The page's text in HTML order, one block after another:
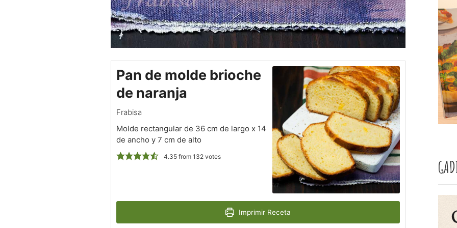
Pan de molde brioche
de naranja
Frabisa
Molde rectangular de 36 cm de largo x 14
de ancho y 7 cm de alto
4.35from 132votes
Imprimir Receta